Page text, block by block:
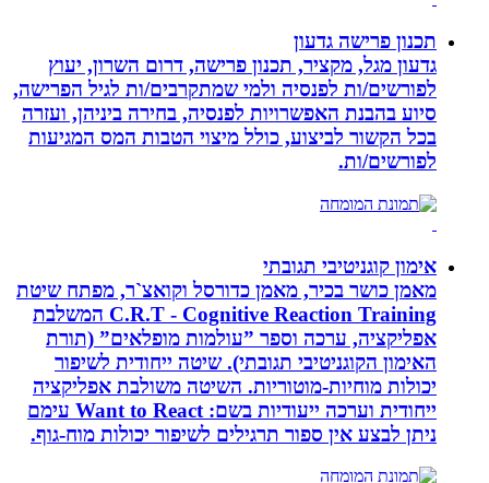
תכנון פרישה גדעון
גדעון מגל, מקציר, תכנון פרישה, דרום השרון, יעוץ
לפורשים/ות לפנסיה ולמי שמתקרבים/ות לגיל הפרישה,
סיוע בהבנת האפשרויות לפנסיה, בחירה ביניהן, ועזרה
בכל הקשור לביצוע, כולל מיצוי הטבות המס המגיעות
לפורשים/ות.
אימון קוגניטיבי תגובתי
מאמן כושר בכיר, מאמן כדורסל וקואצ`ר, מפתח שיטת
C.R.T - Cognitive Reaction Training המשלבת
אפליקציה, ערכה וספר ”עולמות מופלאים” (תורת
האימון הקוגניטיבי תגובתי). שיטה ייחודית לשיפור
יכולות מוחיות-מוטוריות. השיטה משולבת אפליקציה
ייחודית וערכה ייעודיות בשם: Want to React עימם
ניתן לבצע אין ספור תרגילים לשיפור יכולות מוח-גוף.